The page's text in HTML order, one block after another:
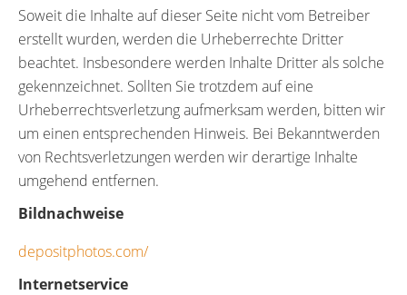
Soweit die Inhalte auf dieser Seite nicht vom Betreiber
erstellt wurden, werden die Urheberrechte Dritter
beachtet. Insbesondere werden Inhalte Dritter als solche
gekennzeichnet. Sollten Sie trotzdem auf eine
Urheberrechtsverletzung aufmerksam werden, bitten wir
um einen entsprechenden Hinweis. Bei Bekanntwerden
von Rechtsverletzungen werden wir derartige Inhalte
umgehend entfernen.
Bildnachweise
depositphotos.com/
Internetservice